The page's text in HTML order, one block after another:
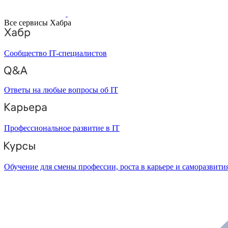
Все сервисы Хабра
Сообщество IT-специалистов
Ответы на любые вопросы об IT
Профессиональное развитие в IT
Обучение для смены профессии, роста в карьере и